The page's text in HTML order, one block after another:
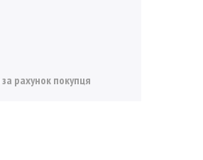
за рахунок покупця